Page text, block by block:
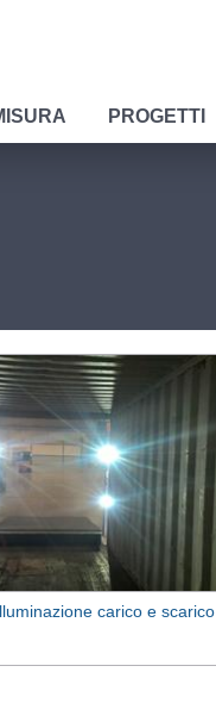
PROGETTI
carico e scarico